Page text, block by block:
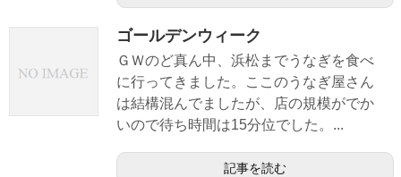
ゴールデンウィーク
ＧＷのど真ん中、浜松までうなぎを食べ
に行ってきました。ここのうなぎ屋さん
は結構混んでましたが、店の規模がでか
いので待ち時間は15分位でした。...
記事を読む